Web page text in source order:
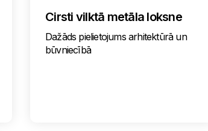
Cirsti vilktā metāla loksne
Dažāds pielietojums arhitektūrā un
būvniecībā